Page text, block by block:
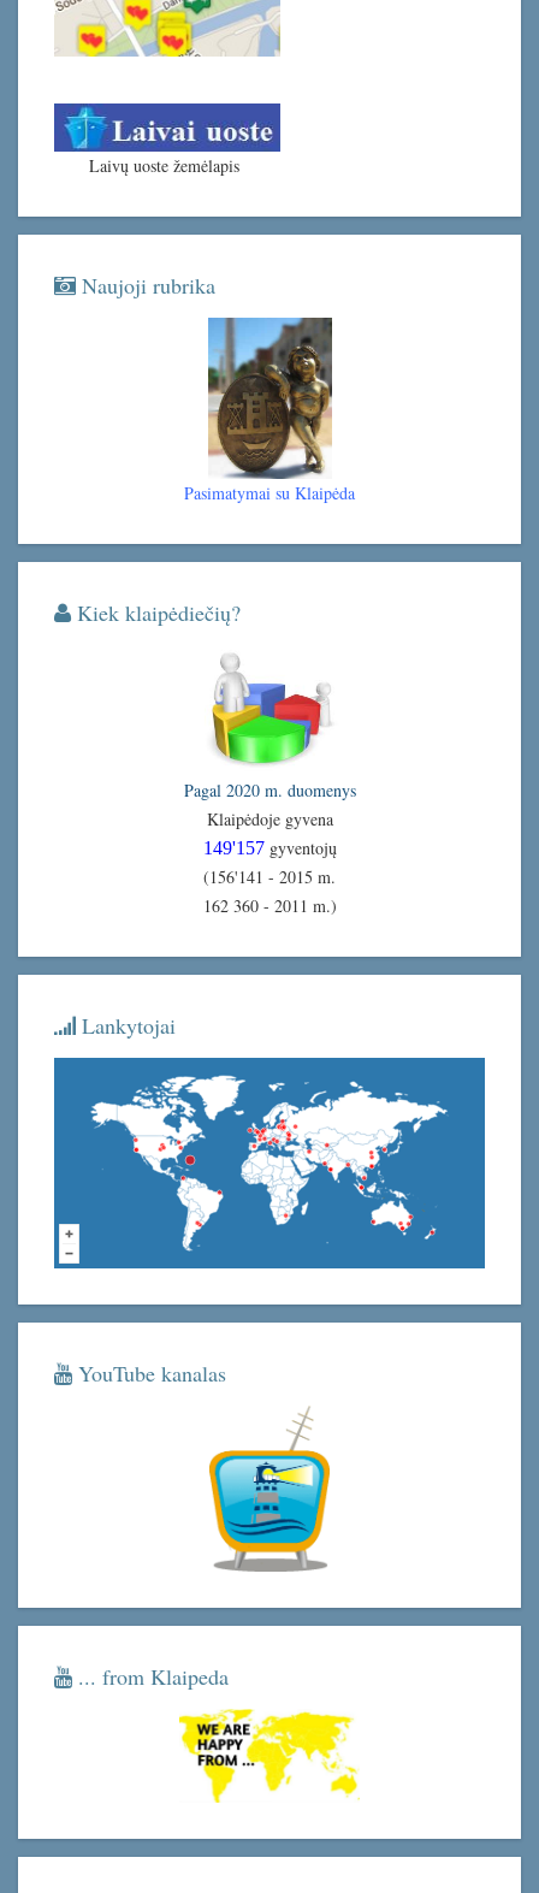
Laivų uoste žemėlapis
Naujoji rubrika
Pasimatymai su Klaipėda
Kiek klaipėdiečių?
Pagal 2020 m. duomenys
Klaipėdoje gyvena
149'157 gyventojų
(156'141 - 2015 m.
162 360 - 2011 m.)
Lankytojai
YouTube kanalas
... from Klaipeda